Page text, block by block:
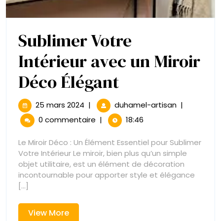
Sublimer Votre
Intérieur avec un Miroir
Déco ÉlégantSublimer
Votre
Intérieur
avec
un
Miroir
25 mars 2024 25
mars
2024
| duhamel-artisanSublimer
un
Miroir
Déco
Élégant
|
0 commentaire | 18:46
Le Miroir Déco : Un Élément Essentiel pour Sublimer
Votre Intérieur Le miroir, bien plus qu’un simple
objet utilitaire, est un élément de décoration
incontournable pour apporter style et élégance
[...]
View MoreView